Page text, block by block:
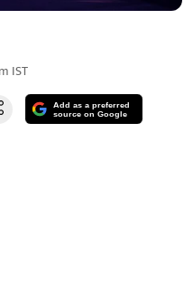
IST
Add as a preferred
source on Google